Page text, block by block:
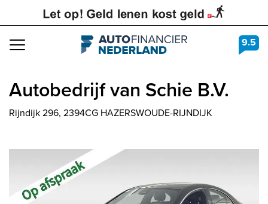
Navigation 9.5
Autobedrijf van Schie B.V.
Rijndijk 296, 2394CG HAZERSWOUDE-RIJNDIJK